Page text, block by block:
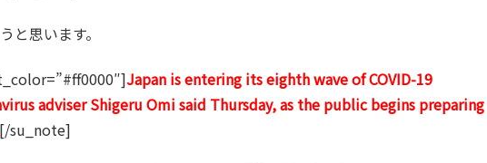
と思います。
Japan is entering its eighth wave of COVID-19
adviser Shigeru Omi said Thursday, as the public begins preparing
[/su_note]